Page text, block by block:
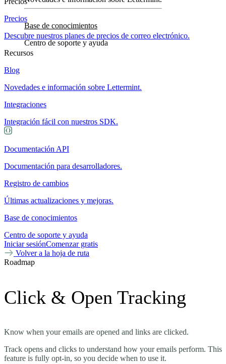
Base de conocimientos
Centro de soporte y ayuda
Precios
Descubre nuestros planes de precios de correo electrónico.
Recursos
Blog
Novedades e información sobre Lettermint.
Integraciones
Integración fácil con nuestros SDK.
Documentación API
Documentación para desarrolladores.
Registro de cambios
Últimas actualizaciones y mejoras.
Base de conocimientos
Centro de soporte y ayuda
Iniciar sesiónComenzar gratis
Volver a la hoja de ruta
Roadmap
Click & Open Tracking
Know when your emails are opened and links are clicked.
Track opens and clicks to understand how your emails perform. This
feature is fully opt-in, so you decide when to use it.